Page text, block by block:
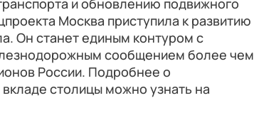
и обновлению подвижного
Москва приступила к развитию
Он станет единым контуром с
сообщением более чем
России. Подробнее о
столицы можно узнать на